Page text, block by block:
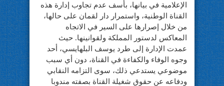
الإعلامية في بيانها، بأسف عدم تجاوب إدارة هذه
القناة الوطنية، واستمرار دار لقمان على حالها،
من خلال إصرارها على السير في الاتجاه
المعاكس لدستور المملكة ولقوانينها. حيث
عمدت الإدارة إلى طرد يوسف البلهايسي، أحد
وجوه الوفاء والكفاءة في القناة، دون أي سبب
موضوعي يستدعي ذلك، سوى التزامه النقابي
ودفاعه عن حقوق شغيلة القناة بصفته مندوبا